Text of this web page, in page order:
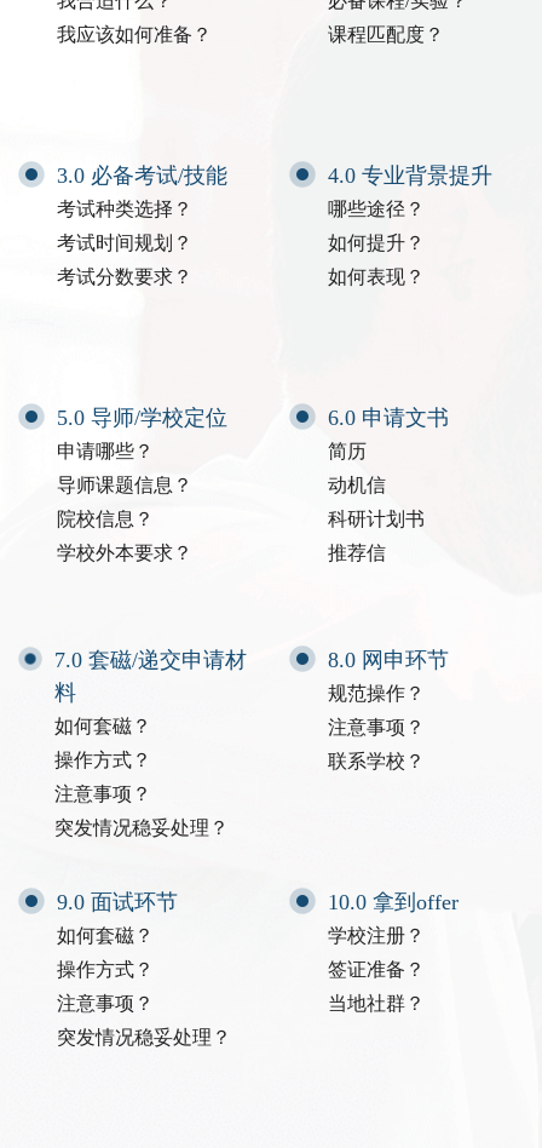
我应该如何准备？
课程匹配度？
3.0 必备考试/技能
考试种类选择？
考试时间规划？
考试分数要求？
4.0 专业背景提升
哪些途径？
如何提升？
如何表现？
5.0 导师/学校定位
申请哪些？
导师课题信息？
院校信息？
学校外本要求？
6.0 申请文书
简历
动机信
科研计划书
推荐信
7.0 套磁/递交申请材
料
如何套磁？
操作方式？
注意事项？
突发情况稳妥处理？
8.0 网申环节
规范操作？
注意事项？
联系学校？
9.0 面试环节
如何套磁？
操作方式？
注意事项？
突发情况稳妥处理？
10.0 拿到offer
学校注册？
签证准备？
当地社群？